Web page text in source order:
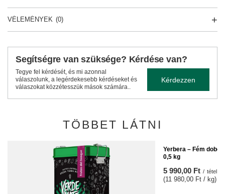
VÉLEMÉNYEK (0)
Segítségre van szüksége? Kérdése van?
Tegye fel kérdését, és mi azonnal
válaszolunk, a legérdekesebb kérdéseket és
válaszokat közzétesszük mások számára..
Kérdezzen
TÖBBET LÁTNI
Yerbera – Fém
0,5 kg
5 990,00 Ft / tétel
(11 980,00 Ft / kg)